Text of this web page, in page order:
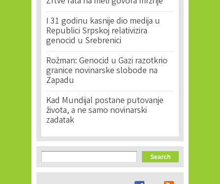
I 31 godinu kasnije dio medija u
Republici Srpskoj relativizira
genocid u Srebrenici
Rožman: Genocid u Gazi razotkrio
granice novinarske slobode na
Zapadu
Kad Mundijal postane putovanje
života, a ne samo novinarski
zadatak
Search form
Search